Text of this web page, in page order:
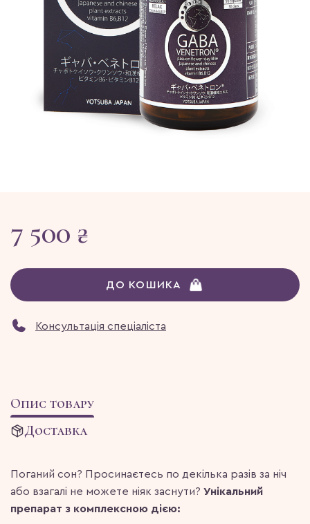
7 500 ₴
ДО КОШИКА
Консультація спеціаліста
Опис товару
Доставка
Поганий сон? Просинаєтесь по декілька разів за ніч
або взагалі не можете ніяк заснути? Унікальний
препарат з комплексною дією: